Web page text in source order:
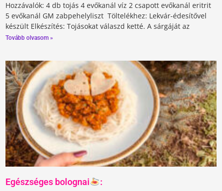
Hozzávalók: 4 db tojás 4 evőkanál víz 2 csapott evőkanál eritrit
5 evőkanál GM zabpehelyliszt Töltelékhez: Lekvár-édesítővel
készült Elkészítés: Tojásokat válaszd ketté. A sárgáját az
Tovább olvasom »
Egészséges bolognai :